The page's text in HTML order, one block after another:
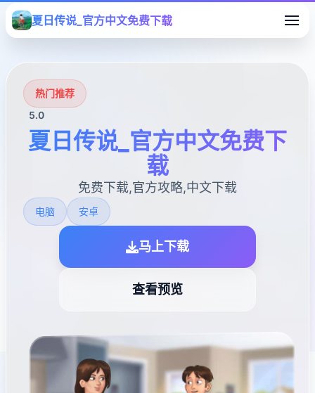
夏日传说_官方中文免费下载
热门推荐
5.0
夏日传说_官方中文免费下
载
免费下载,官方攻略,中文下载
电脑 安卓
马上下载
查看预览